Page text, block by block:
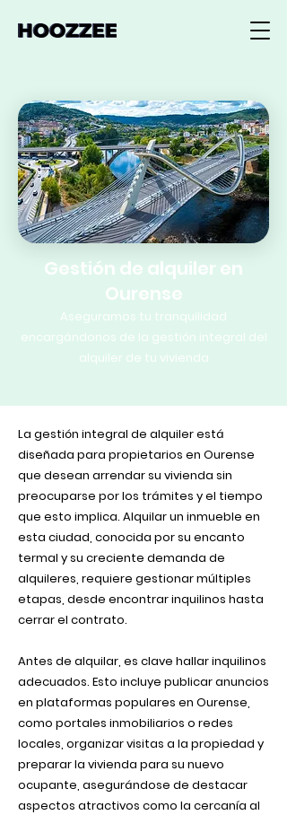
Gestión de alquiler en
Ourense
Aseguramos tu tranquilidad
encargándonos de la gestión integral del
alquiler de tu vivienda
La gestión integral de alquiler está
diseñada para propietarios en Ourense
que desean arrendar su vivienda sin
preocuparse por los trámites y el tiempo
que esto implica. Alquilar un inmueble en
esta ciudad, conocida por su encanto
termal y su creciente demanda de
alquileres, requiere gestionar múltiples
etapas, desde encontrar inquilinos hasta
cerrar el contrato.
Antes de alquilar, es clave hallar inquilinos
adecuados. Esto incluye publicar anuncios
en plataformas populares en Ourense,
como portales inmobiliarios o redes
locales, organizar visitas a la propiedad y
preparar la vivienda para su nuevo
ocupante, asegurándose de destacar
aspectos atractivos como la cercanía al